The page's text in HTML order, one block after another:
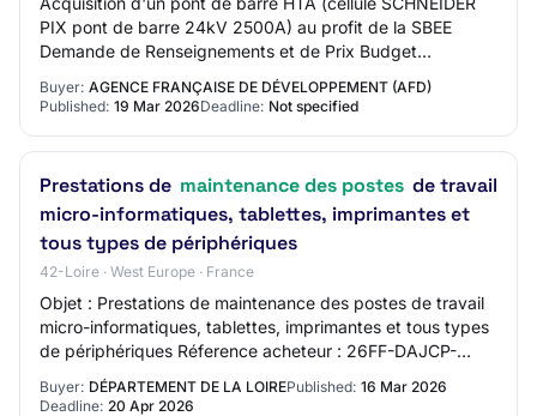
PIX pont de barre 24kV 2500A) au profit de la SBEE
Demande de Renseignements et de Prix Budget
Autonome 53 Acquisition de transformateurs HTA-BT…
Buyer: AGENCE FRANÇAISE DE DÉVELOPPEMENT (AFD)
Published: 19 Mar 2026Deadline: Not specified
Prestations de maintenance des postes de travail
micro-informatiques, tablettes, imprimantes et
tous types de périphériques
42-Loire · West Europe · France
Objet : Prestations de maintenance des postes de travail
micro-informatiques, tablettes, imprimantes et tous types
de périphériques Réference acheteur : 26FF-DAJCP-
2336-C Type de marché : Services Pr…
Buyer: DÉPARTEMENT DE LA LOIREPublished: 16 Mar 2026
Deadline: 20 Apr 2026